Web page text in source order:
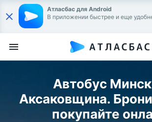
Атласбас для Android
В приложении быстрее и еще
Автобус
Аксаковщина.
покупайте